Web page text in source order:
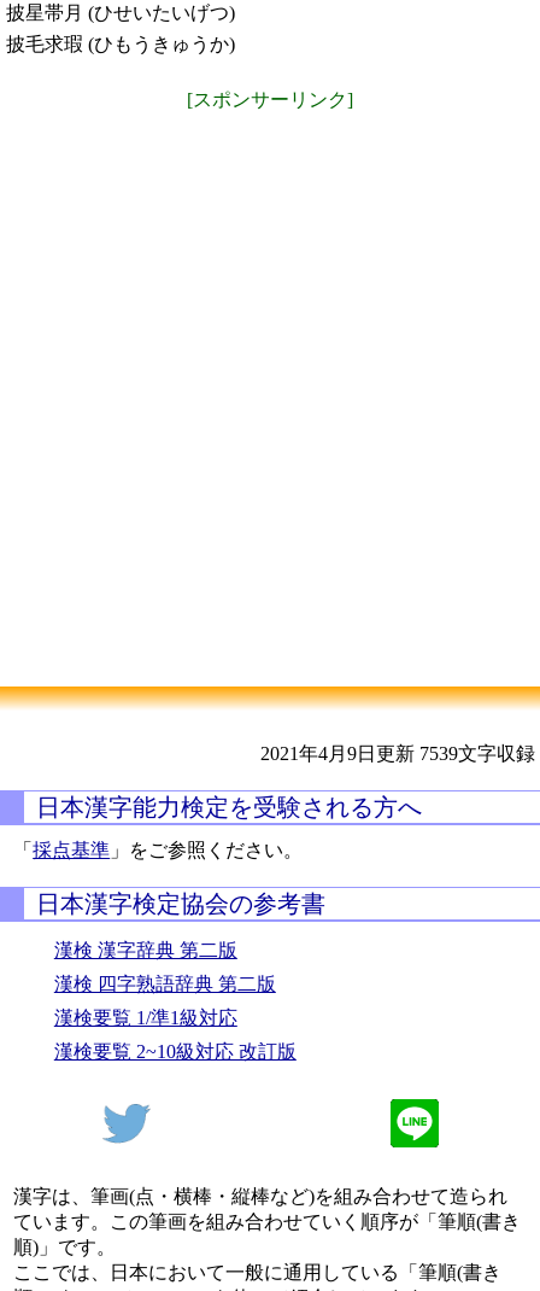
披星帯月 (ひせいたいげつ)
披毛求瑕 (ひもうきゅうか)
[スポンサーリンク]
2021年4月9日更新 7539文字収録
日本漢字能力検定を受験される方へ
「採点基準 」をご参照ください。
日本漢字検定協会の参考書
漢検 漢字辞典 第二版
漢検 四字熟語辞典 第二版
漢検要覧 1/準1級対応
漢検要覧 2~10級対応 改訂版
漢字は、筆画(点・横棒・縦棒など)を組み合わせて造られ
ています。この筆画を組み合わせていく順序が「筆順(書き
順)」です。
ここでは、日本において一般に通用している「筆順(書き